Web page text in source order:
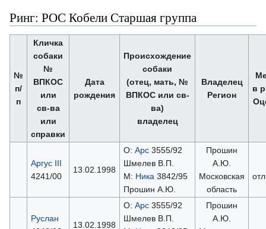
Ринг: РОС Кобели Старшая группа
№
п/
п
Кличка
собаки
№
ВПКОС
или
св-ва
или
справки
Дата
рождения
Происхождение
собаки
(отец, мать, №
ВПКОС или св-
ва)
владелец
Владелец
Регион
в
Аргус III
4241/00
13.02.1998
О: Арс3555/92
Шмелев В.П.
М: Ника 3842/95
Прошин А.Ю.
Прошин
А.Ю.
Московская
область
Руслан
13.02.1998
О: Арс3555/92
Шмелев В.П.
Прошин
А.Ю.